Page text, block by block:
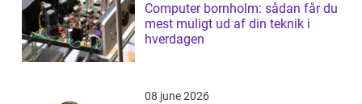
Computer bornholm: sådan får du
mest muligt ud af din teknik i
hverdagen
08 june 2026